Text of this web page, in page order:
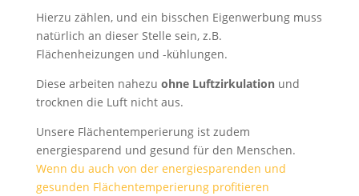
Hierzu zählen, und ein bisschen Eigenwerbung muss
natürlich an dieser Stelle sein, z.B.
Flächenheizungen und -kühlungen.
Diese arbeiten nahezu ohne Luftzirkulationund
trocknen die Luft nicht aus.
Unsere Flächentemperierung ist zudem
energiesparend und gesund für den Menschen.
Wenn du auch von der energiesparenden und
gesunden Flächentemperierung profitieren